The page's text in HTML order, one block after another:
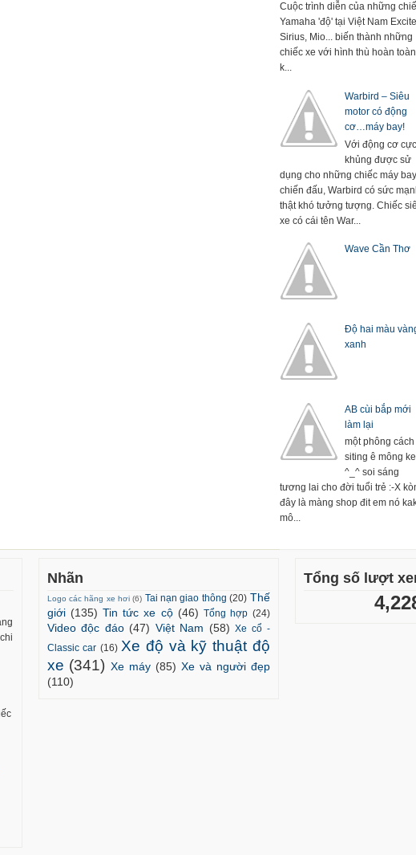
Cuộc trình diễn của những
Yamaha 'độ' tại Việt Nam
Sirius, Mio... biến thành những
chiếc xe với hình thù hoàn toàn
k...
Warbird – Siêu
motor có động
cơ…máy bay!
Với động cơ cực
khủng được sử
dụng cho những chiếc máy bay
chiến đấu, Warbird có sức
thật khó tưởng tượng. Chiếc
xe có cái tên War...
Wave Cần Thơ
Độ hai màu
xanh
AB cùi bắp mới
làm lại
một phông cách
siting ê mông
^_^ soi sáng
tương lai cho đời tuổi trẻ :-X
đây là màng shop đit em nó
mô...
Nhãn
Logo các hãng xe hơi (6) Tai nạn giao thông (20) Thế
giới (135) Tin tức xe cộ (46) Tổng hợp (24)
Video độc đáo (47) Việt Nam (58) Xe cổ -
Classic car (16) Xe độ và kỹ thuật độ
xe (341) Xe máy (85) Xe và người đẹp
(110)
Tổng số lượt